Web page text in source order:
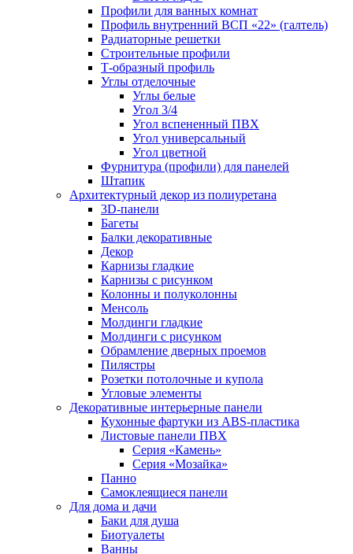
Профили для ванных комнат
Профиль внутренний ВСП «22» (галтель)
Радиаторные решетки
Строительные профили
Т-образный профиль
Углы отделочные
Углы белые
Угол 3/4
Угол вспененный ПВХ
Угол универсальный
Угол цветной
Фурнитура (профили) для панелей
Штапик
Архитектурный декор из полиуретана
3D-панели
Багеты
Балки декоративные
Декор
Карнизы гладкие
Карнизы с рисунком
Колонны и полуколонны
Менсоль
Молдинги гладкие
Молдинги с рисунком
Обрамление дверных проемов
Пилястры
Розетки потолочные и купола
Угловые элементы
Декоративные интерьерные панели
Кухонные фартуки из ABS-пластика
Листовые панели ПВХ
Серия «Камень»
Серия «Мозайка»
Панно
Самоклеящиеся панели
Для дома и дачи
Баки для душа
Биотуалеты
Ванны